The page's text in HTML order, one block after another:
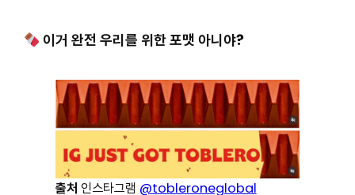
이거 완전 우리를 위한 포맷 아니야?
출처 인스타그램 @tobleroneglobal